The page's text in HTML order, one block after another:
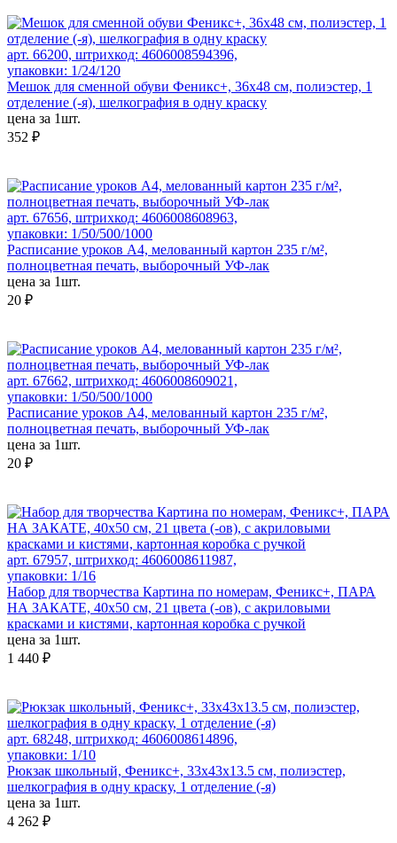
арт. 66200, штрихкод: 4606008594396,
упаковки: 1/24/120
Мешок для сменной обуви Феникс+, 36х48 см, полиэстер, 1
отделение (-я), шелкография в одну краску
цена за 1шт.
352 ₽
арт. 67656, штрихкод: 4606008608963,
упаковки: 1/50/500/1000
Расписание уроков А4, мелованный картон 235 г/м²,
полноцветная печать, выборочный УФ-лак
цена за 1шт.
20 ₽
арт. 67662, штрихкод: 4606008609021,
упаковки: 1/50/500/1000
Расписание уроков А4, мелованный картон 235 г/м²,
полноцветная печать, выборочный УФ-лак
цена за 1шт.
20 ₽
арт. 67957, штрихкод: 4606008611987,
упаковки: 1/16
Набор для творчества Картина по номерам, Феникс+, ПАРА
НА ЗАКАТЕ, 40х50 см, 21 цвета (-ов), с акриловыми
красками и кистями, картонная коробка с ручкой
цена за 1шт.
1 440 ₽
арт. 68248, штрихкод: 4606008614896,
упаковки: 1/10
Рюкзак школьный, Феникс+, 33х43х13.5 см, полиэстер,
шелкография в одну краску, 1 отделение (-я)
цена за 1шт.
4 262 ₽